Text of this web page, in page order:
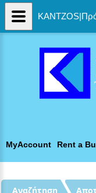
MyAccount Rent a